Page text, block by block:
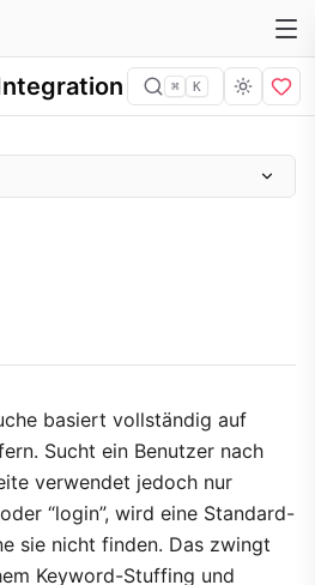
⌘ K
basiert vollständig auf
Sucht ein Benutzer nach
verwendet jedoch nur
“login”, wird eine Standard-
sie nicht finden. Das zwingt
Keyword-Stuffing und
passende Embedding-Modell
Index in CI/CD
Größe